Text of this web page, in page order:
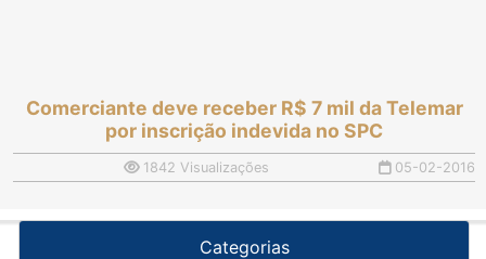
Comerciante deve receber R$ 7 mil da Telemar
por inscrição indevida no SPC
1842 Visualizações 05-02-2016
Categorias